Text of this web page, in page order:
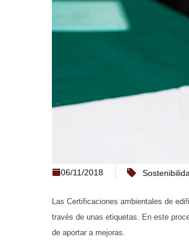
06/11/2018
Las Certificaciones ambientales de
través de unas etiquetas. En este
de aportar a mejoras.